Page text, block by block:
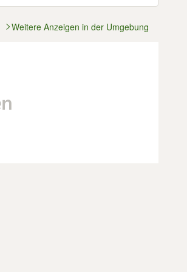
Weitere Anzeigen in der Umgebung